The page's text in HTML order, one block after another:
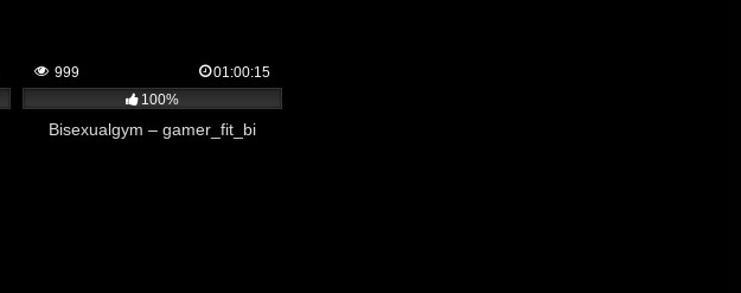
999
01:00:15
100%
Bisexualgym – gamer_fit_bi